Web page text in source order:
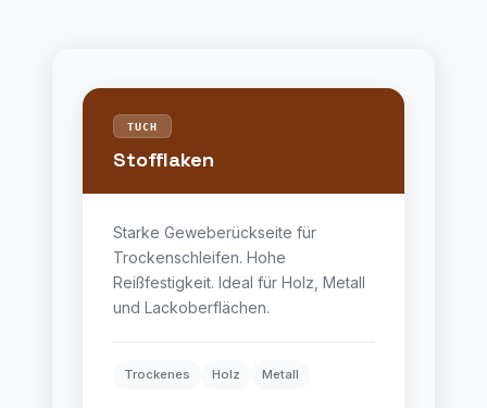
TUCH
Stofflaken
Starke Geweberückseite für
Trockenschleifen. Hohe
Reißfestigkeit. Ideal für Holz, Metall
und Lackoberflächen.
Trockenes Holz Metall